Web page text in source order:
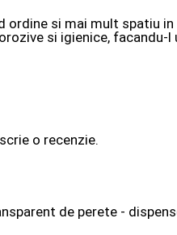
ordine si mai mult spatiu
si igienice,
o recenzie.